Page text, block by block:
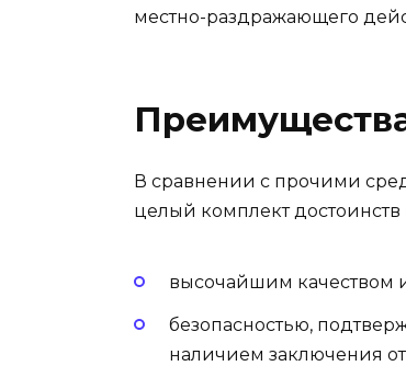
местно-раздражающего
В сравнении с прочими
целый комплект достоинств
высочайшим качеством
безопасностью,
наличием заключения